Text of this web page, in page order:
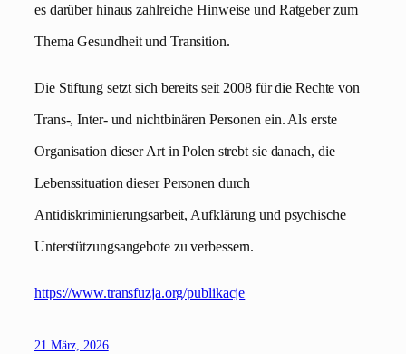
es darüber hinaus zahlreiche Hinweise und Ratgeber zum
Thema Gesundheit und Transition.
Die Stiftung setzt sich bereits seit 2008 für die Rechte von
Trans-, Inter- und nichtbinären Personen ein. Als erste
Organisation dieser Art in Polen strebt sie danach, die
Lebenssituation dieser Personen durch
Antidiskriminierungsarbeit, Aufklärung und psychische
Unterstützungsangebote zu verbessern.
https://www.transfuzja.org/publikacje
21 März, 2026